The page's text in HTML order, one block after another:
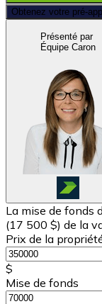
Obtenez votre pré-
Présenté par
Équipe Caron
La mise de fonds
(17 500 $) de la
Prix de la
$
Mise de fonds